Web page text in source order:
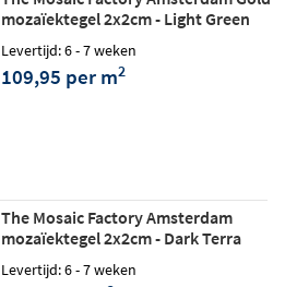
mozaïektegel 2x2cm - Light Green
glossy
Levertijd: 6 - 7 weken
109,95 per m2
The Mosaic Factory Amsterdam
mozaïektegel 2x2cm - Dark Terra
Levertijd: 6 - 7 weken